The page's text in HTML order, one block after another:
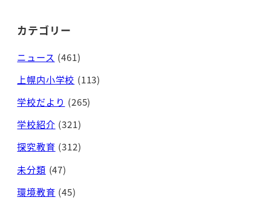
カテゴリー
ニュース (461)
上幌内小学校 (113)
学校だより (265)
学校紹介 (321)
探究教育 (312)
未分類 (47)
環境教育 (45)